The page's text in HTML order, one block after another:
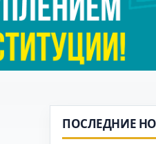
ПОСЛЕДНИЕ